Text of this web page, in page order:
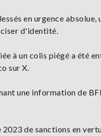
en urgence absolue,
d'identité.
à un colis piégé a été
sur X.
une information de
de sanctions en